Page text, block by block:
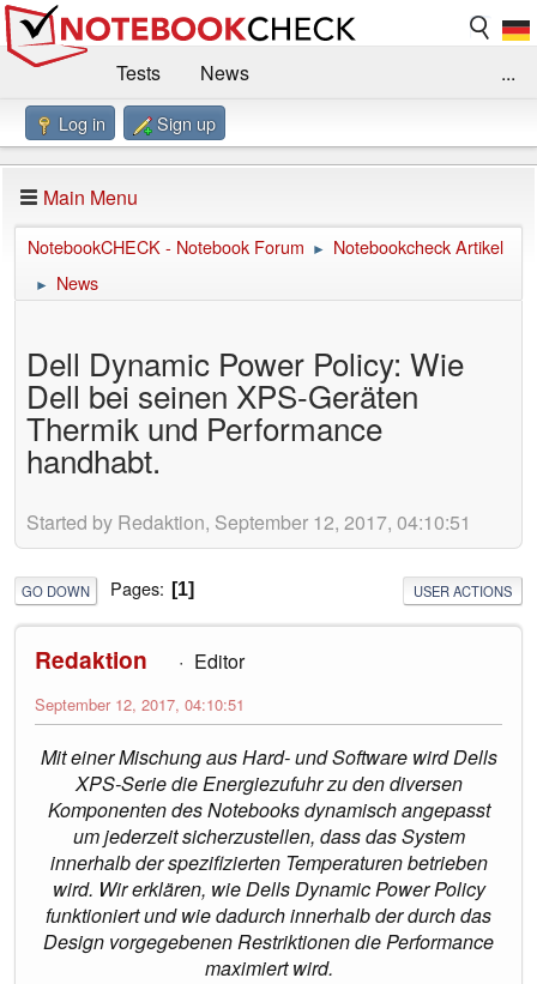
Tests
News
Benchmarks / Technik
Forum
Impressum
...
Log in Sign up
Main Menu
NotebookCHECK - Notebook Forum ► Notebookcheck Artikel
► News
Dell Dynamic Power Policy: Wie
Dell bei seinen XPS-Geräten
Thermik und Performance
handhabt.
Started by Redaktion, September 12, 2017, 04:10:51
GO DOWN Pages 1 USER ACTIONS
Redaktion Editor
September 12, 2017, 04:10:51
Mit einer Mischung aus Hard- und Software wird Dells
XPS-Serie die Energiezufuhr zu den diversen
Komponenten des Notebooks dynamisch angepasst
um jederzeit sicherzustellen, dass das System
innerhalb der spezifizierten Temperaturen betrieben
wird. Wir erklären, wie Dells Dynamic Power Policy
funktioniert und wie dadurch innerhalb der durch das
Design vorgegebenen Restriktionen die Performance
maximiert wird.